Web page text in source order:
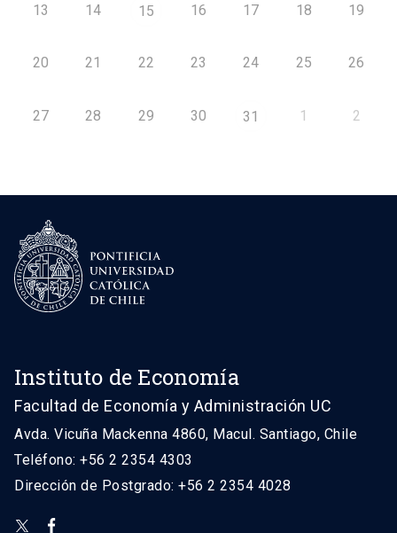
13 14 15 16 17 18 19
20 21 22 23 24 25 26
27 28 29 30 31 1 2
Instituto de Economía
Facultad de Economía y Administración UC
Avda. Vicuña Mackenna 4860, Macul. Santiago, Chile
Teléfono: +56 2 2354 4303
Dirección de Postgrado: +56 2 2354 4028